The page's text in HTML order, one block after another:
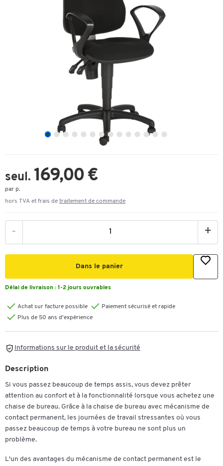
seul. 169,00 €
par p.
hors TVA et frais de traitement de commande
- +
Dans le panier
Délai de livraison : 1-2 jours ouvrables
Achat sur facture possible
Paiement sécurisé et rapide
Plus de 50 ans d'expérience
Informations sur le produit et la sécurité
Description
Si vous passez beaucoup de temps assis, vous devez prêter
attention au confort et à la fonctionnalité lorsque vous achetez une
chaise de bureau. Grâce à la chaise de bureau avec mécanisme de
contact permanent, les journées de travail stressantes où vous
passez beaucoup de temps à votre bureau ne sont plus un
problème.
L'un des avantages du mécanisme de contact permanent est le